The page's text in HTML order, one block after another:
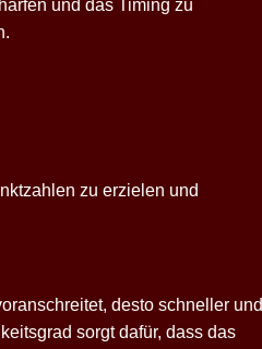
und das Timing zu
zu erzielen und
desto schneller und
sorgt dafür, dass das